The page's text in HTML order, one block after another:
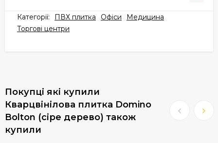
Категорії: ПВХ плитка Офіси
Медицина
Торгові центри
Покупці які купили
Кварцвінілова плитка Domino
Bolton (сіре дерево) також
купили